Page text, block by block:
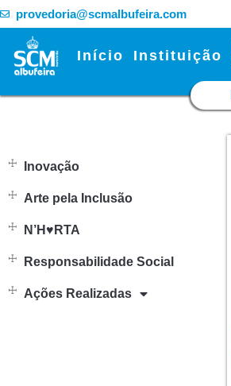
provedoria@scmalbufeira.com
Início Instituição
Inovação
Arte pela Inclusão
N’H♥RTA
Responsabilidade Social
Ações Realizadas